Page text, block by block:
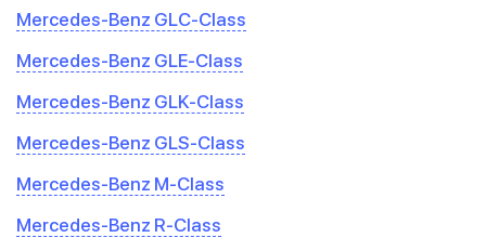
Mercedes-Benz GLC-Class
Mercedes-Benz GLE-Class
Mercedes-Benz GLK-Class
Mercedes-Benz GLS-Class
Mercedes-Benz M-Class
Mercedes-Benz R-Class